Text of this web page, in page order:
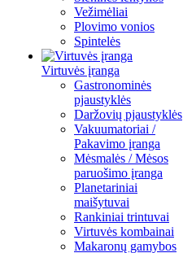
Vežimėliai
Plovimo vonios
Spintelės
Virtuvės įranga
Gastronominės
pjaustyklės
Daržovių pjaustyklės
Vakuumatoriai /
Pakavimo įranga
Mėsmalės / Mėsos
paruošimo įranga
Planetariniai
maišytuvai
Rankiniai trintuvai
Virtuvės kombainai
Makaronų gamybos